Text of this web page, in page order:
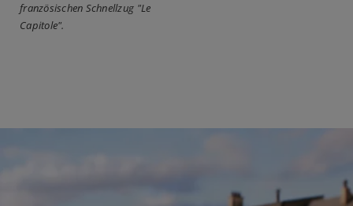
französischen Schnellzug "Le
Capitole".